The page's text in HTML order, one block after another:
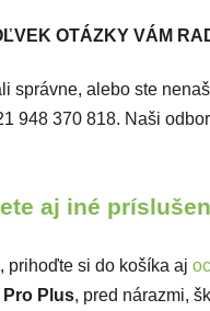
OTÁZKY VÁM
správne, alebo ste
948 370 818. Naši
aj iné
prihoďte si do košíka aj
Pro Plus, pred nárazmi,